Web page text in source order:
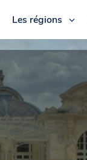
Les régions